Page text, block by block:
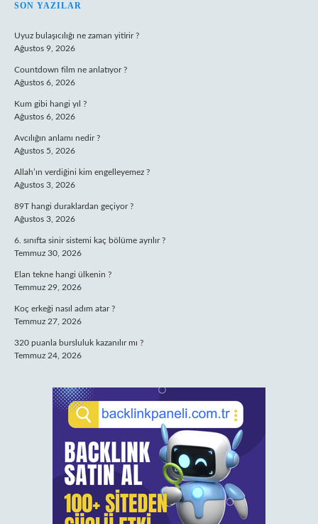
SIDEBAR
SON YAZILAR
Uyuz bulaşıcılığı ne zaman yitirir ?
Ağustos 9, 2026
Countdown film ne anlatıyor ?
Ağustos 6, 2026
Kum gibi hangi yıl ?
Ağustos 6, 2026
Avcılığın anlamı nedir ?
Ağustos 5, 2026
Allah’ın verdiğini kim engelleyemez ?
Ağustos 3, 2026
89T hangi duraklardan geçiyor ?
Ağustos 3, 2026
6. sınıfta sinir sistemi kaç bölüme ayrılır ?
Temmuz 30, 2026
Elan tekne hangi ülkenin ?
Temmuz 29, 2026
Koç erkeği nasıl adım atar ?
Temmuz 27, 2026
320 puanla bursluluk kazanılır mı ?
Temmuz 24, 2026